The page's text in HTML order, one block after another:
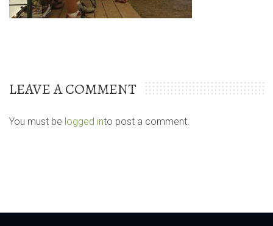
LEAVE A COMMENT
You must be logged into post a comment.